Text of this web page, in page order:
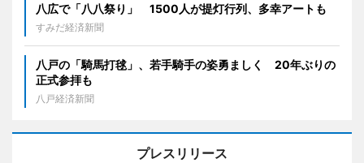
八広で「八八祭り」 1500人が提灯行列、多幸アートも
すみだ経済新聞
八戸の「騎馬打毬」、若手騎手の姿勇ましく 20年ぶりの
正式参拝も
八戸経済新聞
プレスリリース